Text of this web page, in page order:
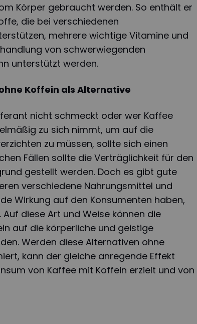
Körper gebraucht werden. So enthält er
die bei verschiedenen
mehrere wichtige Vitamine und
von schwerwiegenden
unterstützt werden.
Koffein als Alternative
nicht schmeckt oder wer Kaffee
zu sich nimmt, um auf die
zu müssen, sollte sich einen
Fällen sollte die Verträglichkeit für den
gestellt werden. Doch es gibt gute
verschiedene Nahrungsmittel und
Wirkung auf den Konsumenten haben,
diese Art und Weise können die
auf die körperliche und geistige
Werden diese Alternativen ohne
kann der gleiche anregende Effekt
von Kaffee mit Koffein erzielt und von